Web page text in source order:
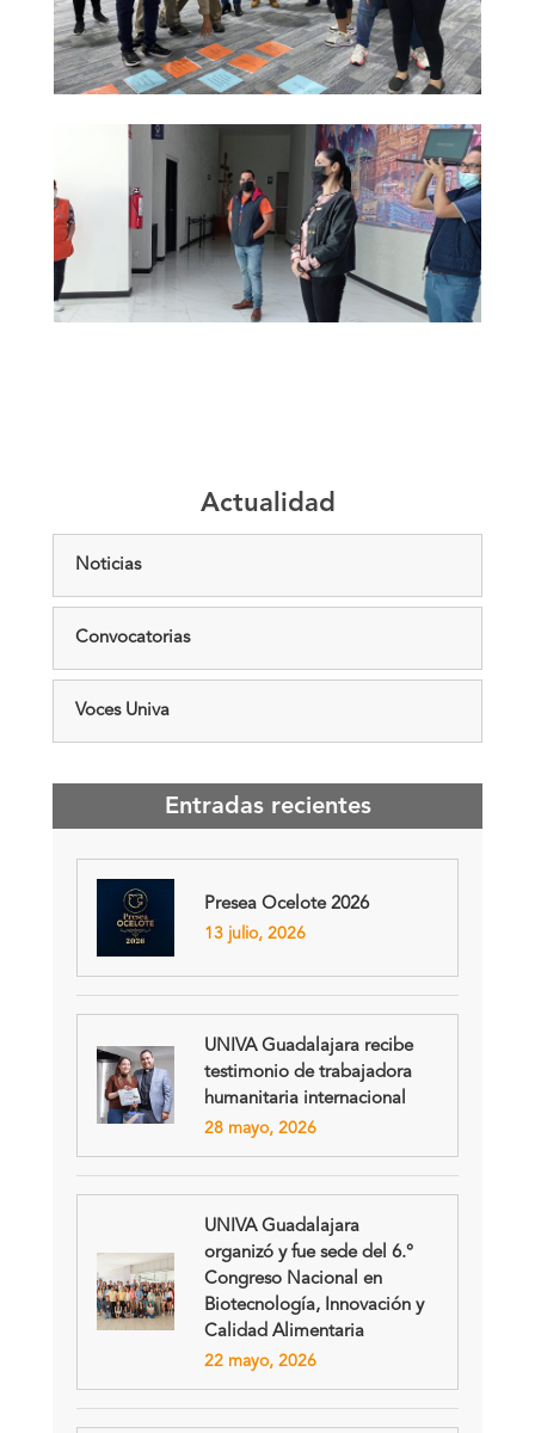
Actualidad
Noticias
Convocatorias
Voces Univa
Entradas recientes
Presea Ocelote 2026
13 julio, 2026
UNIVA Guadalajara recibe
testimonio de trabajadora
humanitaria internacional
28 mayo, 2026
UNIVA Guadalajara
organizó y fue sede del 6.°
Congreso Nacional en
Biotecnología, Innovación y
Calidad Alimentaria
22 mayo, 2026